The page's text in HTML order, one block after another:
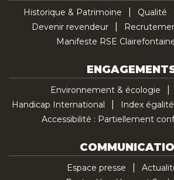
Historique & Patrimoine Qualité
Devenir revendeur
Manifeste RSE
Environnement & écologie
Handicap International
Index
Accessibilité : Partiellement
Espace presse